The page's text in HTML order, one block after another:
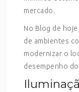
mercado.
No Blog de
de ambientes
modernizar o
desempenho